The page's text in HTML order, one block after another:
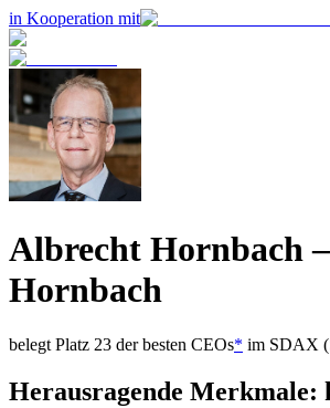
in Kooperation mit
Albrecht Hornbach
Hornbach
belegt Platz 23 der besten CEOs* im SDAX
Herausragende Merkmale: